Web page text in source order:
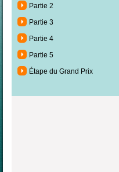
Partie 2
Partie 3
Partie 4
Partie 5
Étape du Grand Prix